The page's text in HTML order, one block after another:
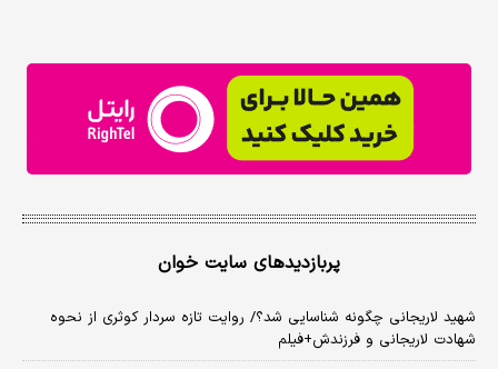
پربازدیدهای سایت خوان
شهید لاریجانی چگونه شناسایی شد؟/ روایت تازه سردار کوثری از نحوه
شهادت لاریجانی و فرزندش+فیلم